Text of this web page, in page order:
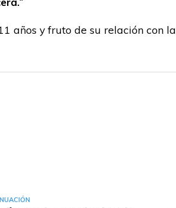
años y fruto de su relación con la